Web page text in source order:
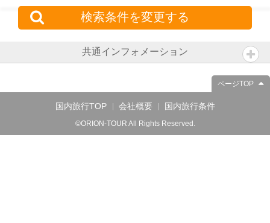
検索条件を変更する
共通インフォメーション
ページTOP
国内旅行TOP 会社概要 国内旅行条件
©ORION-TOUR All Rights Reserved.